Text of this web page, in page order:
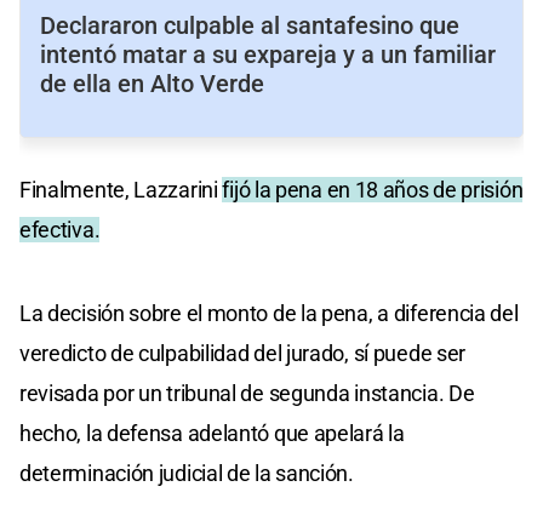
Declararon culpable al santafesino que
intentó matar a su expareja y a un familiar
de ella en Alto Verde
Finalmente, Lazzarinifijó la pena en 18 años de prisión
efectiva.
La decisión sobre el monto de la pena, a diferencia del
veredicto de culpabilidad del jurado, sí puede ser
revisada por un tribunal de segunda instancia. De
hecho, la defensa adelantó que apelará la
determinación judicial de la sanción.